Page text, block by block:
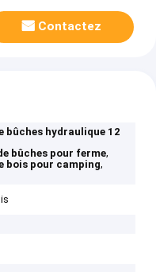
Contactez
bûches hydraulique 12
bûches pour ferme,
bois pour camping,